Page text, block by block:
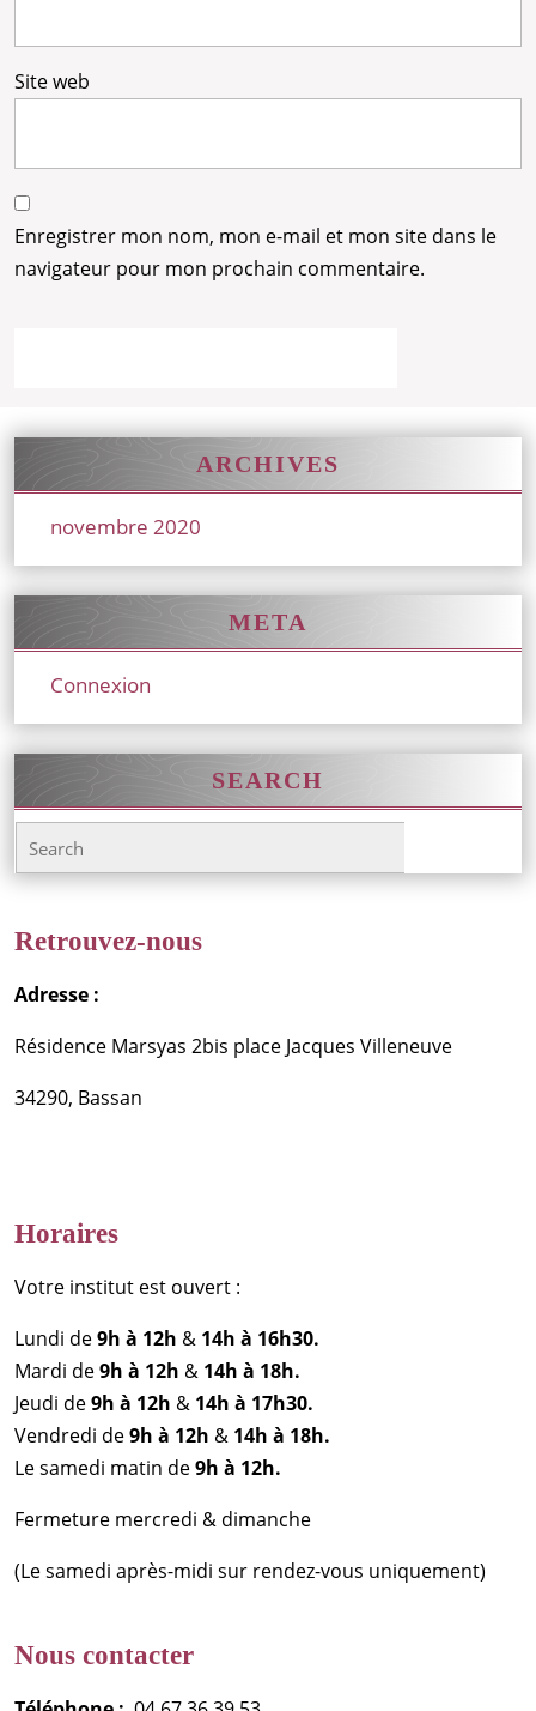
Site web
Enregistrer mon nom, mon e-mail et mon site dans le
navigateur pour mon prochain commentaire.
ARCHIVES
novembre 2020
META
Connexion
SEARCH
for:
Retrouvez-nous
Adresse :
Résidence Marsyas 2bis place Jacques Villeneuve
34290, Bassan
Horaires
Votre institut est ouvert :
Lundi de9h à 12h & 14h à 16h30.
Mardi de9h à 12h & 14h à 18h.
Jeudi de9h à 12h & 14h à 17h30.
Vendredi de9h à 12h & 14h à 18h.
Le samedi matin de9h à 12h.
Fermeture mercredi & dimanche
(Le samedi après-midi sur rendez-vous uniquement)
Nous contacter